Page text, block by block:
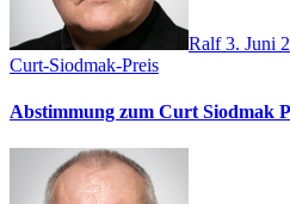
Ralf3. Juni
Curt-Siodmak-Preis
Abstimmung zum Curt Siodmak